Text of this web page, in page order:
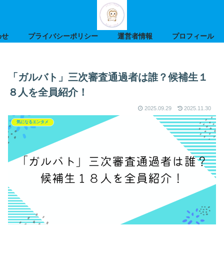
せ プライバシーポリシー 運営者情報 プロフィール
「ガルバト」三次審査通過者は誰？候補生１
８人を全員紹介！
2025.09.29 2025.11.30
気になるエンタメ